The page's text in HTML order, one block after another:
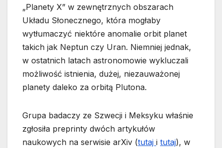
„Planety X” w zewnętrznych obszarach
Układu Słonecznego, która mogłaby
wytłumaczyć niektóre anomalie orbit planet
takich jak Neptun czy Uran. Niemniej jednak,
w ostatnich latach astronomowie wykluczali
możliwość istnienia, dużej, niezauważonej
planety daleko za orbitą Plutona.
Grupa badaczy ze Szwecji i Meksyku właśnie
zgłosiła preprinty dwóch artykułów
naukowych na serwisie arXiv (tutaj i tutaj), w